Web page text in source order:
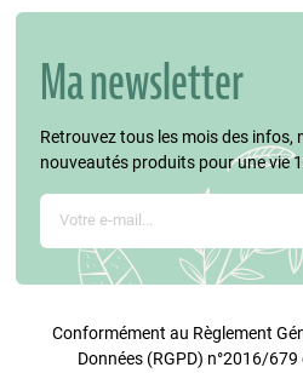
Ma newsletter
Retrouvez tous les mois des infos,
nouveautés produits pour une vie
Conformément au Règlement
Données (RGPD) n°2016/